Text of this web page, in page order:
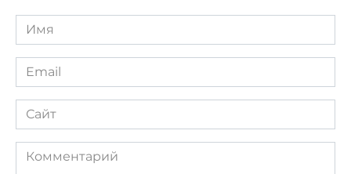
Имя
*
Email
*
Сайт
Комментарий